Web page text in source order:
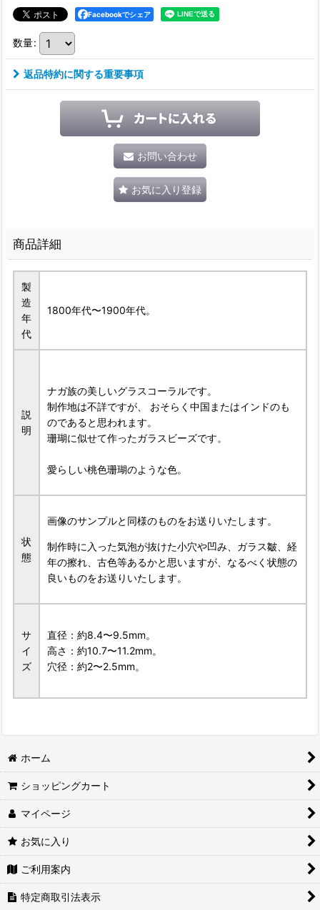
Facebookでシェア
数量:
返品特約に関する重要事項
お問い合わせ
お気に入り登録
商品詳細
製
造
年
代
1800年代〜1900年代。
説
明
ナガ族の美しいグラスコーラルです。
制作地は不詳ですが、 おそらく中国またはインドのも
のであると思われます。
珊瑚に似せて作ったガラスビーズです。
愛らしい桃色珊瑚のような色。
状
態
画像のサンプルと同様のものをお送りいたします。
制作時に入った気泡が抜けた小穴や凹み、ガラス皺、経
年の擦れ、古色等あるかと思いますが、なるべく状態の
良いものをお送りいたします。
サ
イ
ズ
直径：約8.4〜9.5mm。
高さ：約10.7〜11.2mm。
穴径：約2〜2.5mm。
ホーム
ショッピングカート
マイページ
お気に入り
ご利用案内
特定商取引法表示